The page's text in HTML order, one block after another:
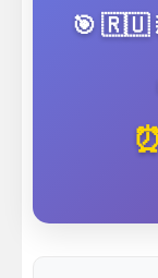
🎯 🇷🇺